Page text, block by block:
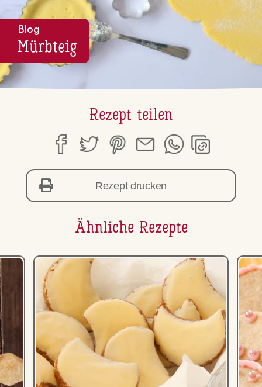
Blog
Mürbteig
Rezept teilen
Rezept drucken
Ähnliche Rezepte